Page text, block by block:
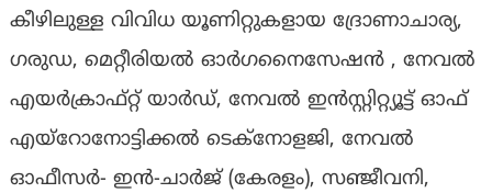
കീഴിലുള്ള വിവിധ യൂണിറ്റുകളായ ദ്രോണാചാര്യ,
ഗരുഡ, മെറ്റീരിയൽ ഓർഗനൈസേഷൻ , നേവൽ
എയർക്രാഫ്റ്റ് യാർഡ്, നേവൽ ഇൻസ്റ്റിറ്റ്യൂട്ട് ഓഫ്
എയ്റോനോട്ടിക്കൽ ടെക്നോളജി, നേവൽ
ഓഫീസർ- ഇൻ-ചാർജ് (കേരളം), സഞ്ജീവനി,